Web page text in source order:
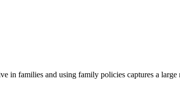
in families and using family policies captures a large